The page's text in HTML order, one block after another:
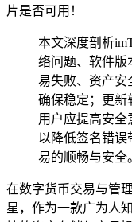
片是否可用！
本文深度剖析
络问题、软件版
易失败、资产安
确保稳定；更新
用户应提高安全
以降低签名错误
易的顺畅与安全
在数字货币交易与管
星，作为一款广为人